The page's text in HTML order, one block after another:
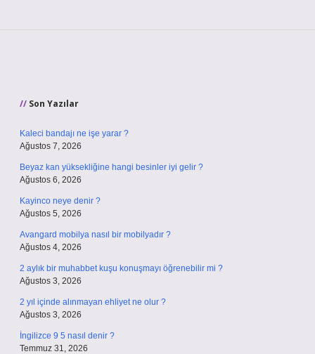
Son Yazılar
Kaleci bandajı ne işe yarar ?
Ağustos 7, 2026
Beyaz kan yüksekliğine hangi besinler iyi gelir ?
Ağustos 6, 2026
Kayinco neye denir ?
Ağustos 5, 2026
Avangard mobilya nasıl bir mobilyadır ?
Ağustos 4, 2026
2 aylık bir muhabbet kuşu konuşmayı öğrenebilir mi ?
Ağustos 3, 2026
2 yıl içinde alınmayan ehliyet ne olur ?
Ağustos 3, 2026
İngilizce 9 5 nasıl denir ?
Temmuz 31, 2026